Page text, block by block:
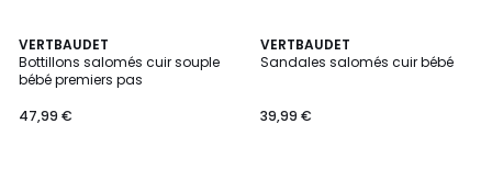
VERTBAUDET
Bottillons salomés cuir souple
bébé premiers pas
47,99 €
VERTBAUDET
Sandales salomés cuir bébé
39,99 €